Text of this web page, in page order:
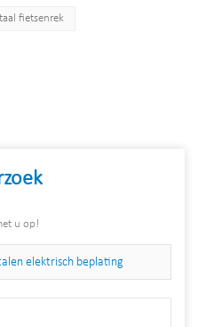
fietsenrek
u op!
elektrisch beplating